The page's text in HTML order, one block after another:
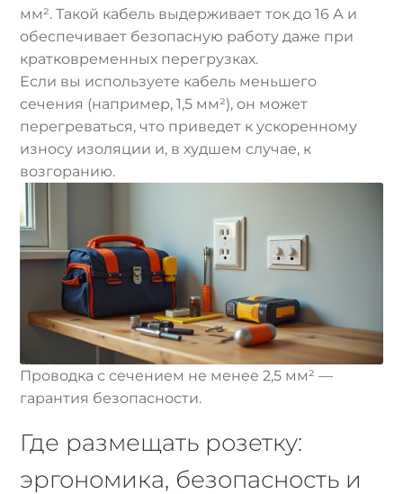
мм². Такой кабель выдерживает ток до 16 А и
обеспечивает безопасную работу даже при
кратковременных перегрузках.
Если вы используете кабель меньшего
сечения (например, 1,5 мм²), он может
перегреваться, что приведет к ускоренному
износу изоляции и, в худшем случае, к
возгоранию.
Проводка с сечением не менее 2,5 мм² —
гарантия безопасности.
Где размещать розетку:
эргономика, безопасность и